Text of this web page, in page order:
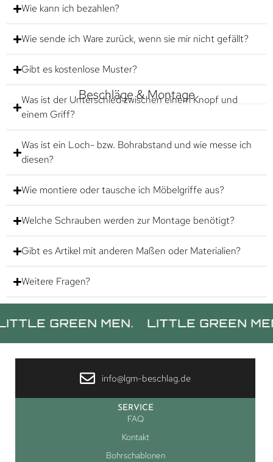
Wie kann ich bezahlen?
Wie sende ich Ware zurück, wenn sie mir nicht gefällt?
Gibt es kostenlose Muster?
Beschläge & Montage
Was ist der Unterschied zwischen einem Knopf und
einem Griff?
Was ist ein Loch- bzw. Bohrabstand und wie messe ich
diesen?
Wie montiere oder tausche ich Möbelgriffe aus?
Welche Schrauben werden zur Montage benötigt?
Gibt es Artikel mit anderen Maßen oder Materialien?
Weitere Fragen?
GREEN MEN. LITTLE GREEN MEN.
info@lgm-beschlag.de
SERVICE
FAQ
Kontakt
Bohrschablonen